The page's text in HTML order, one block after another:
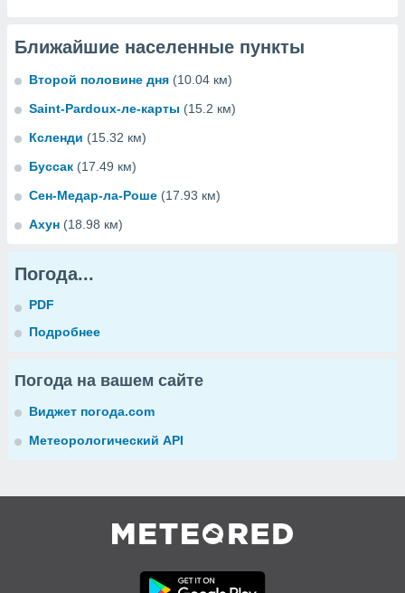
Ближайшие населенные пункты
Второй половине дня (10.04 км)
Saint-Pardoux-ле-карты (15.2 км)
Ксленди (15.32 км)
Буссак (17.49 км)
Сен-Медар-ла-Роше (17.93 км)
Ахун (18.98 км)
Погода...
PDF
Подробнее
Погода на вашем сайте
Виджет погода.com
Метеорологический API